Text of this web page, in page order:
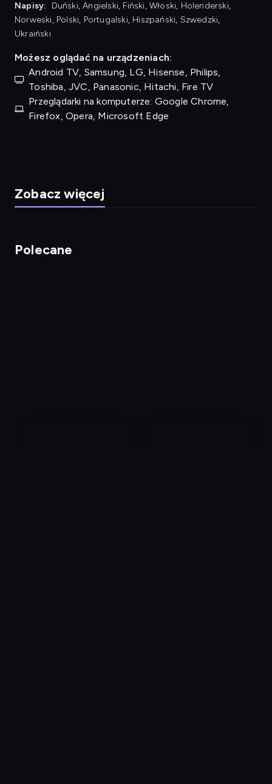
Napisy:
Duński, Angielski, Fiński, Włoski, Holenderski,
Norweski, Polski, Portugalski, Hiszpański, Szwedzki,
Ukraiński
Możesz oglądać na urządzeniach:
Android TV, Samsung, LG, Hisense, Philips,
Toshiba, JVC, Panasonic, Hitachi, Fire TV
Przeglądarki na komputerze: Google Chrome,
Firefox, Opera, Microsoft Edge
Zobacz więcej
Polecane